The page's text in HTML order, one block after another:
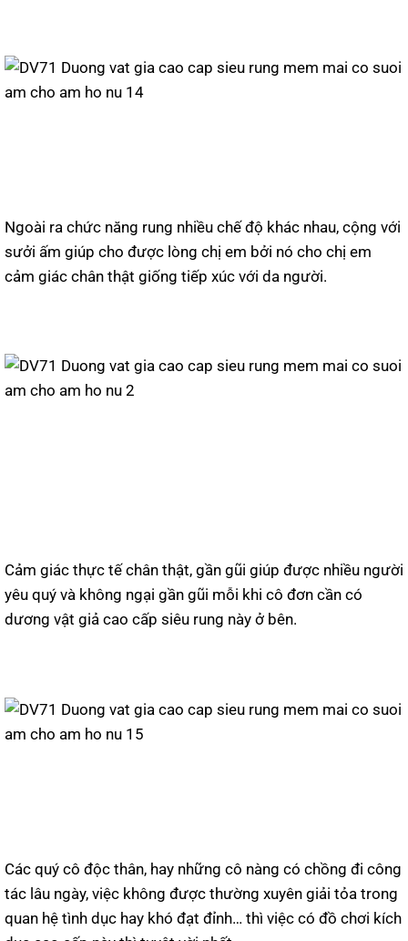
Ngoài ra chức năng rung nhiều chế độ khác nhau, cộng với
sưởi ấm giúp cho được lòng chị em bởi nó cho chị em
cảm giác chân thật giống tiếp xúc với da người.
Cảm giác thực tế chân thật, gần gũi giúp được nhiều người
yêu quý và không ngại gần gũi mỗi khi cô đơn cần có
dương vật giả cao cấp siêu rung này ở bên.
Các quý cô độc thân, hay những cô nàng có chồng đi công
tác lâu ngày, việc không được thường xuyên giải tỏa trong
quan hệ tình dục hay khó đạt đỉnh… thì việc có đồ chơi kích